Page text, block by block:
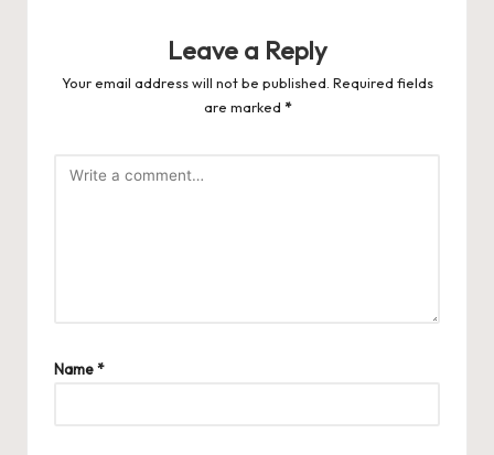
Leave a Reply
Your email address will not be published. Required fields
are marked *
Name*